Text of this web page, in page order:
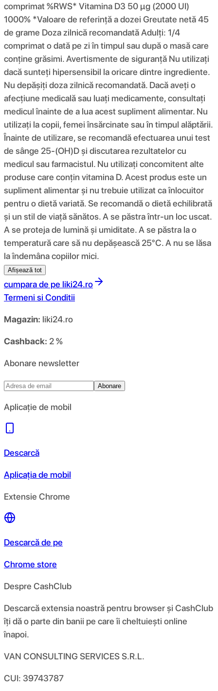
comprimat %RWS* Vitamina D3 50 µg (2000 UI)
1000% *Valoare de referință a dozei Greutate netă 45
de grame Doza zilnică recomandată Adulți: 1/4
comprimat o dată pe zi în timpul sau după o masă care
conține grăsimi. Avertismente de siguranță Nu utilizați
dacă sunteți hipersensibil la oricare dintre ingrediente.
Nu depășiți doza zilnică recomandată. Dacă aveți o
afecțiune medicală sau luați medicamente, consultați
medicul înainte de a lua acest supliment alimentar. Nu
utilizați la copii, femei însărcinate sau în timpul alăptării.
Înainte de utilizare, se recomandă efectuarea unui test
de sânge 25-(OH)D și discutarea rezultatelor cu
medicul sau farmacistul. Nu utilizați concomitent alte
produse care conțin vitamina D. Acest produs este un
supliment alimentar și nu trebuie utilizat ca înlocuitor
pentru o dietă variată. Se recomandă o dietă echilibrată
și un stil de viață sănătos. A se păstra într-un loc uscat.
A se proteja de lumină și umiditate. A se păstra la o
temperatură care să nu depășească 25°C. A nu se lăsa
la îndemâna copiilor mici.
Afișează tot
cumpara de pe liki24.ro
Termeni si Conditii
Magazin: liki24.ro
Cashback: 2 %
Abonare newsletter
Abonare
Aplicație de mobil
Descarcă
Aplicația de mobil
Extensie Chrome
Descarcă de pe
Chrome store
Despre CashClub
Descarcă extensia noastră pentru browser și CashClub
îți dă o parte din banii pe care îi cheltuiești online
înapoi.
VAN CONSULTING SERVICES S.R.L.
CUI: 39743787